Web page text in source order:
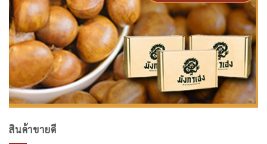
สินค้าขายดี